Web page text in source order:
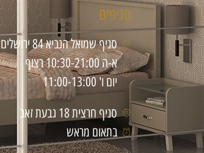
סניפים
סניף שמואל הנביא 84 ירושלים
א-ה 10:30-21:00 רצוף
יום ו' 11:00-13:00
סניף חרצית 18 גבעת זאב
בתאום מראש